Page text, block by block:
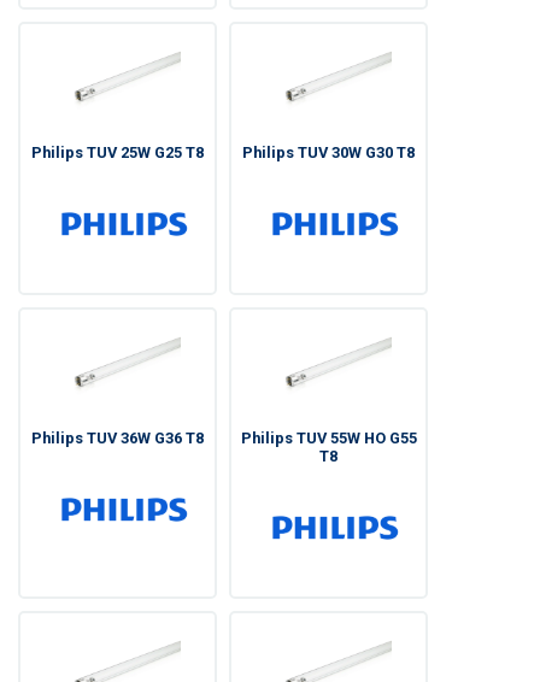
Philips TUV 25W G25 T8 Philips TUV 30W G30 T8
Philips TUV 36W G36 T8
Philips TUV 55W HO G55
T8